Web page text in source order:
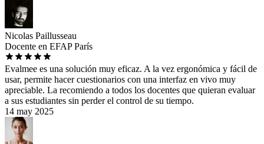
Nicolas Paillusseau
Docente en EFAP París
Evalmee es una solución muy eficaz. A la vez ergonómica y fácil de
usar, permite hacer cuestionarios con una interfaz en vivo muy
apreciable. La recomiendo a todos los docentes que quieran evaluar
a sus estudiantes sin perder el control de su tiempo.
14 may 2025